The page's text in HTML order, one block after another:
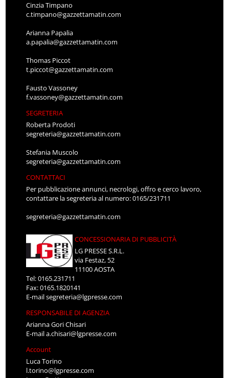
Cinzia Timpano
c.timpano@gazzettamatin.com
Arianna Papalia
a.papalia@gazzettamatin.com
Thomas Piccot
t.piccot@gazzettamatin.com
Fausto Vassoney
f.vassoney@gazzettamatin.com
SEGRETERIA
Roberta Prodoti
segreteria@gazzettamatin.com
Stefania Muscolo
segreteria@gazzettamatin.com
CONTATTACI
Per pubblicazione annunci, necrologi, offro e cerco lavoro,
contattare la segreteria al numero: 0165/231711
segreteria@gazzettamatin.com
CONCESSIONARIA DI PUBBLICITÀ
LG PRESSE S.R.L.
via Festaz, 52
11100 AOSTA
Tel: 0165.231711
Fax: 0165.1820141
E-mailsegreteria@lgpresse.com
RESPONSABILE DI AGENZIA
Arianna Gori Chisari
E-maila.chisari@lgpresse.com
Account
Luca Torino
l.torino@lgpresse.com